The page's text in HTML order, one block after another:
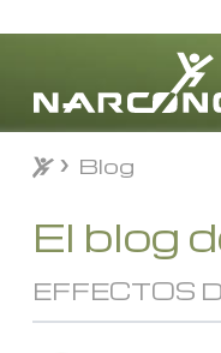
Blog
El blog
EFFECTOS
Blog